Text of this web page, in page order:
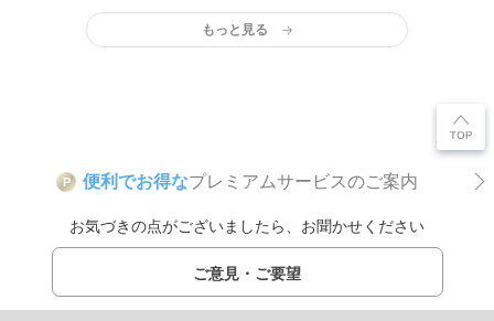
もっと見る
P 便利でお得なプレミアムサービスのご案内
お気づきの点がございましたら、お聞かせください
ご意見・ご要望